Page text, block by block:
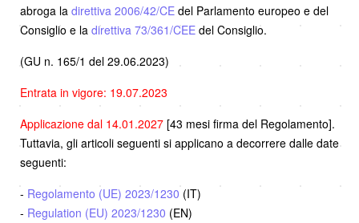
abroga la direttiva 2006/42/CE del Parlamento europeo e del
Consiglio e la direttiva 73/361/CEE del Consiglio.
(GU n. 165/1 del 29.06.2023)
Entrata in vigore: 19.07.2023
Applicazione dal 14.01.2027 [43 mesi firma del Regolamento].
Tuttavia, gli articoli seguenti si applicano a decorrere dalle date
seguenti:
- Regolamento (UE) 2023/1230 (IT)
- Regulation (EU) 2023/1230 (EN)